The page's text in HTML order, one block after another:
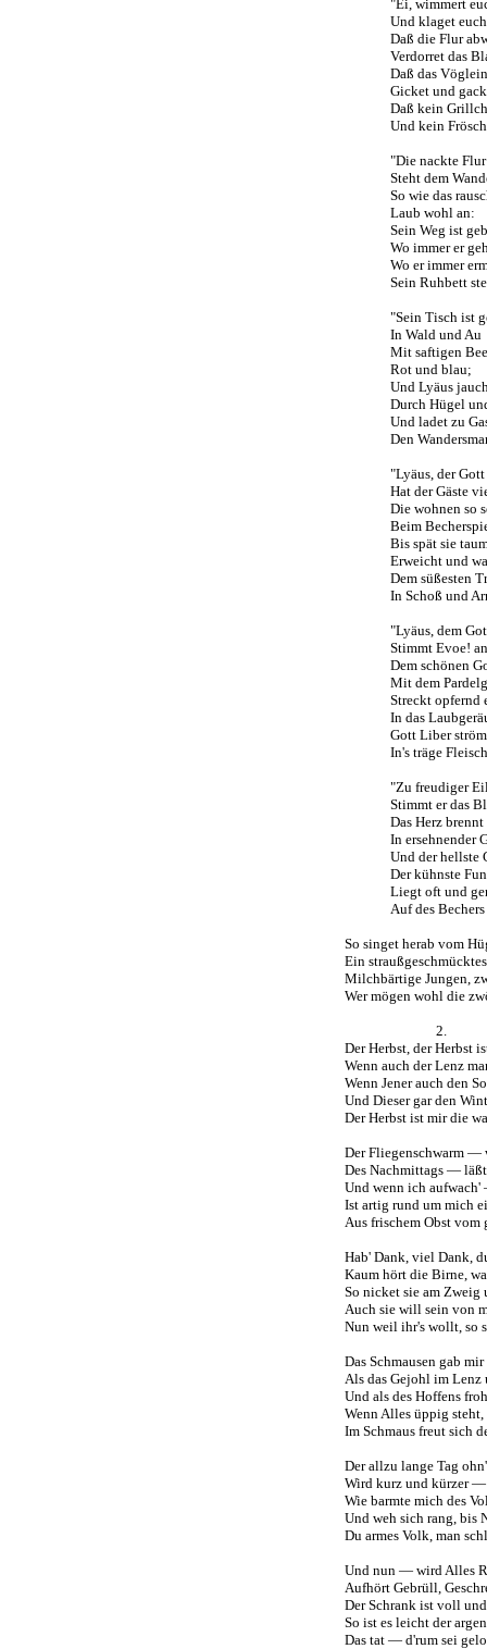
"Ei, wimmert
Und klaget euch
Daß die Flur
Verdorret das
Daß das Vöglein
Gicket und
Daß kein
Und kein
"Die nackte Flur
Steht dem
So wie das
Laub wohl an:
Sein Weg ist
Wo immer er
Wo er immer
Sein Ruhbett
"Sein Tisch ist
In Wald und Au
Mit saftigen
Rot und blau;
Und Lyäus
Durch Hügel und
Und ladet zu
Den
"Lyäus, der Gott
Hat der Gäste
Die wohnen so
Beim
Bis spät sie
Erweicht und
Dem süßesten
In Schoß und
"Lyäus, dem
Stimmt Evoe!
Dem schönen
Mit dem
Streckt opfernd
In das
Gott Liber strömt
In's träge
"Zu freudiger
Stimmt er das
Das Herz brennt
In ersehnender
Und der hellste
Der kühnste
Liegt oft und
Auf des Bechers
So singet herab vom
Ein
Milchbärtige Jungen,
Wer mögen wohl die
2.
Der Herbst, der Herbst
Wenn auch der Lenz
Wenn Jener auch den
Und Dieser gar den
Der Herbst ist mir die
Der Fliegenschwarm
Des Nachmittags —
Und wenn ich
Ist artig rund um mich
Aus frischem Obst vom
Hab' Dank, viel Dank,
Kaum hört die Birne,
So nicket sie am Zweig
Auch sie will sein von
Nun weil ihr's wollt, so
Das Schmausen gab
Als das Gejohl im
Und als des Hoffens
Wenn Alles üppig
Im Schmaus freut sich
Der allzu lange Tag
Wird kurz und kürzer
Wie barmte mich des
Und weh sich rang, bis
Du armes Volk, man
Und nun — wird Alles
Aufhört Gebrüll,
Der Schrank ist voll
So ist es leicht der
Das tat — d'rum sei